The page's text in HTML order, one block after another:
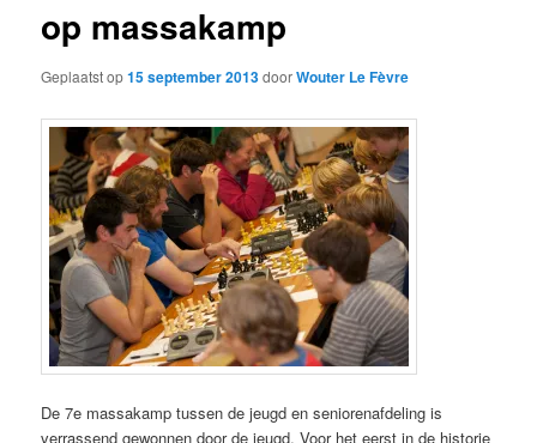
op massakamp
Geplaatst op15 september 2013doorWouter Le Fèvre
De 7e massakamp tussen de jeugd en seniorenafdeling is
verrassend gewonnen door de jeugd. Voor het eerst in de historie